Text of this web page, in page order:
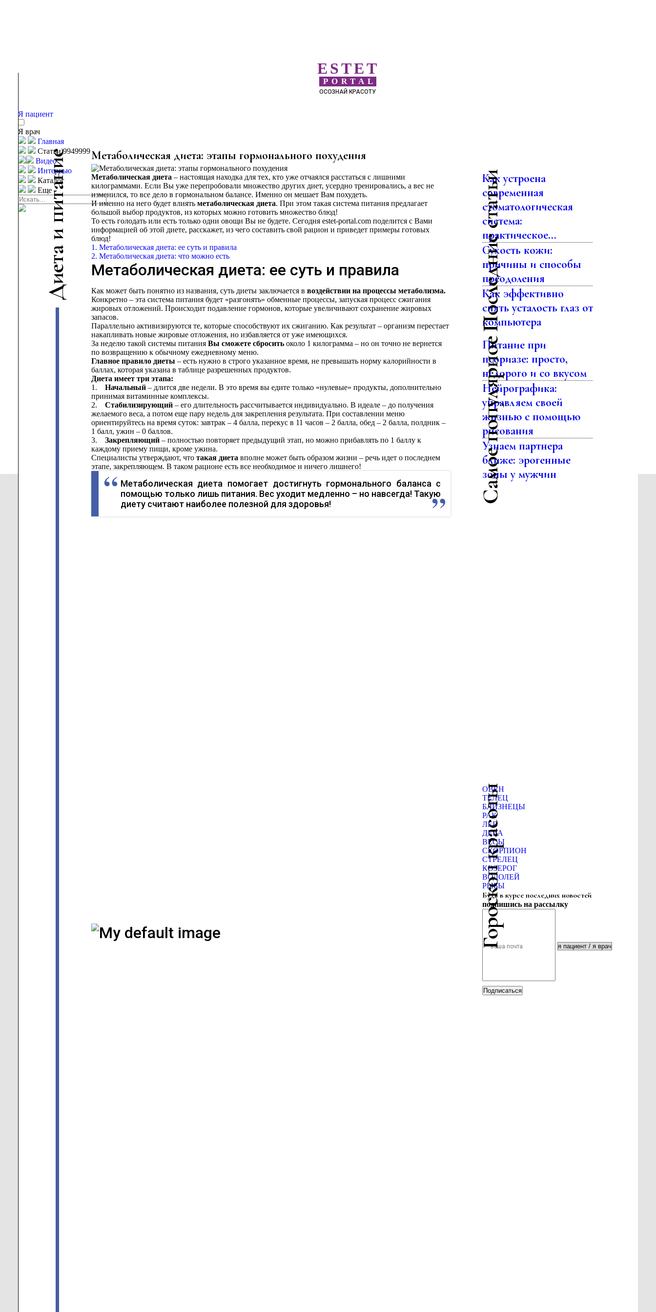
ESTET
PORTAL
ОСОЗНАЙ КРАСОТУ
Я пациент
Я врач
Главная
Статьи 9949999
Видео
Интервью
Каталог
Еще
Д
и
е
т
а
и
п
и
т
а
н
и
е Метаболическая диета: этапы гормонального похудения
Метаболическая диета – настоящая находка для тех, кто уже отчаялся расстаться с лишними
килограммами. Если Вы уже перепробовали множество других диет, усердно тренировались, а вес не
изменился, то все дело в гормональном балансе. Именно он мешает Вам похудеть.
И именно на него будет влиять метаболическая диета. При этом такая система питания предлагает
большой выбор продуктов, из которых можно готовить множество блюд!
То есть голодать или есть только одни овощи Вы не будете. Сегодня estet-portal.com поделится с Вами
информацией об этой диете, расскажет, из чего составить свой рацион и приведет примеры готовых
блюд!
1. Метаболическая диета: ее суть и правила
2. Метаболическая диета: что можно есть
Метаболическая диета: ее суть и правила
Как может быть понятно из названия, суть диеты заключается в воздействии на процессы метаболизма.
Конкретно – эта система питания будет «разгонять» обменные процессы, запуская процесс сжигания
жировых отложений. Происходит подавление гормонов, которые увеличивают сохранение жировых
запасов.
Параллельно активизируются те, которые способствуют их сжиганию. Как результат – организм перестает
накапливать новые жировые отложения, но избавляется от уже имеющихся.
За неделю такой системы питания Вы сможете сброситьоколо 1 килограмма – но он точно не вернется
по возвращению к обычному ежедневному меню.
Главное правило диеты – есть нужно в строго указанное время, не превышать норму калорийности в
баллах, которая указана в таблице разрешенных продуктов.
Диета имеет три этапа:
1. Начальный– длится две недели. В это время вы едите только «нулевые» продукты, дополнительно
принимая витаминные комплексы.
2. Стабилизирующий– его длительность рассчитывается индивидуально. В идеале – до получения
желаемого веса, а потом еще пару недель для закрепления результата. При составлении меню
ориентируйтесь на время суток: завтрак – 4 балла, перекус в 11 часов – 2 балла, обед – 2 балла, полдник –
1 балл, ужин – 0 баллов.
3. Закрепляющий– полностью повторяет предыдущий этап, но можно прибавлять по 1 баллу к
каждому приему пищи, кроме ужина.
Специалисты утверждают, что такая диета вполне может быть образом жизни – речь идет о последнем
этапе, закрепляющем. В таком рационе есть все необходимое и ничего лишнего!
Метаболическая диета помогает достигнуть гормонального баланса с
помощью только лишь питания. Вес уходит медленно – но навсегда! Такую
диету считают наиболее полезной для здоровья!
Последние статьи
Как устроена
современная
стоматологическая
система:
практическое...
Сухость кожи:
причины и способы
преодоления
Как эффективно
снять усталость глаз от
компьютера
Самое популярное
Питание при
псориазе: просто,
недорого и со вкусом
Нейрографика:
управляем своей
жизнью с помощью
рисования
Узнаем партнера
ближе: эрогенные
зоны у мужчин
Гороскоп красоты
ОВЕН
ТЕЛЕЦ
БЛИЗНЕЦЫ
РАК
ЛЕВ
ДЕВА
ВЕСЫ
СКОРПИОН
СТРЕЛЕЦ
КОЗЕРОГ
ВОДОЛЕЙ
РЫБЫ
Будь в курсе последних новостей
подпишись на рассылку
Подписаться